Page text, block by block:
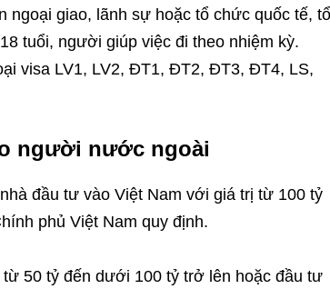
giao, lãnh sự hoặc tổ chức quốc tế, tổ
tuổi, người giúp việc đi theo nhiệm kỳ.
visa LV1, LV2, ĐT1, ĐT2, ĐT3, ĐT4, LS,
người nước ngoài
đầu tư vào Việt Nam với giá trị từ 100 tỷ
phủ Việt Nam quy định.
50 tỷ đến dưới 100 tỷ trở lên hoặc đầu tư